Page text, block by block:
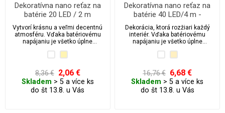
Dekoratívna nano reťaz na
batérie 20 LED / 2 m
Vytvorí krásnu a veľmi decentnú
atmosféru. Vďaka batériovému
napájaniu je všetko úplne
8,36 € 2,06 €
Skladem > 5 a více ks
do št 13.8. u Vás
Dekoratívna nano reťaz na
batérie 40 LED/4 m -
snehuliak
Dekorácia, ktorá rozžiari každý
interiér. Vďaka batériovému
napájaniu je všetko úplne
16,76 € 6,68 €
Skladem > 5 a více ks
do št 13.8. u Vás